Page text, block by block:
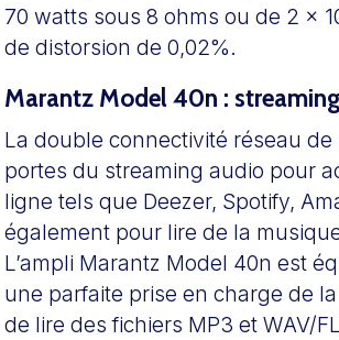
70 watts sous 8 ohms ou de 2 x
de distorsion de 0,02%.
Marantz Model 40n :
La double connectivité réseau
portes du streaming audio pour
ligne tels que Deezer, Spotify,
également pour lire de la
L’ampli Marantz Model 40n est
une parfaite prise en charge de
de lire des fichiers MP3 et WAV/